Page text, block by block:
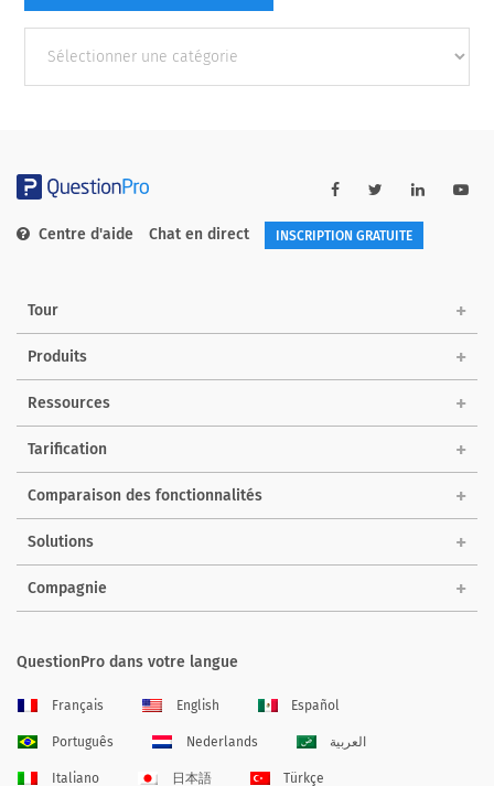
catégories
Centre d'aide Chat en direct INSCRIPTION GRATUITE
Tour
Produits
Ressources
Tarification
Comparaison des fonctionnalités
Solutions
Compagnie
QuestionPro dans votre langue
Français English Español
Português Nederlands العربية
Italiano 日本語 Türkçe